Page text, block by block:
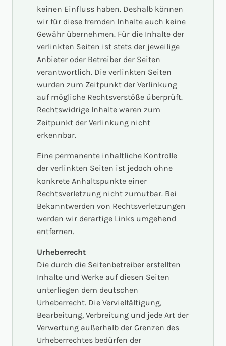
keinen Einfluss haben. Deshalb können
wir für diese fremden Inhalte auch keine
Gewähr übernehmen. Für die Inhalte der
verlinkten Seiten ist stets der jeweilige
Anbieter oder Betreiber der Seiten
verantwortlich. Die verlinkten Seiten
wurden zum Zeitpunkt der Verlinkung
auf mögliche Rechtsverstöße überprüft.
Rechtswidrige Inhalte waren zum
Zeitpunkt der Verlinkung nicht
erkennbar.
Eine permanente inhaltliche Kontrolle
der verlinkten Seiten ist jedoch ohne
konkrete Anhaltspunkte einer
Rechtsverletzung nicht zumutbar. Bei
Bekanntwerden von Rechtsverletzungen
werden wir derartige Links umgehend
entfernen.
Urheberrecht
Die durch die Seitenbetreiber erstellten
Inhalte und Werke auf diesen Seiten
unterliegen dem deutschen
Urheberrecht. Die Vervielfältigung,
Bearbeitung, Verbreitung und jede Art der
Verwertung außerhalb der Grenzen des
Urheberrechtes bedürfen der